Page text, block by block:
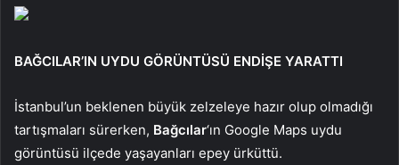
BAĞCILAR’IN UYDU GÖRÜNTÜSÜ ENDİŞE YARATTI
İstanbul’un beklenen büyük zelzeleye hazır olup olmadığı
tartışmaları sürerken, Bağcılar‘ın Google Maps uydu
görüntüsü ilçede yaşayanları epey ürküttü.